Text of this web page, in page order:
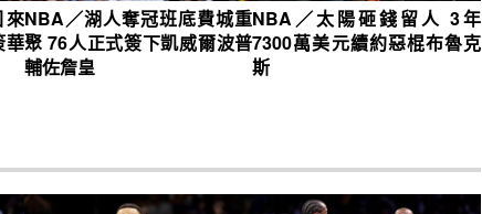
華
NBA／湖人奪冠班底費城重
聚 76人正式簽下凱威爾波普
輔佐詹皇
NBA／太陽砸錢留人 3年
7300萬美元續約惡棍布魯克
斯